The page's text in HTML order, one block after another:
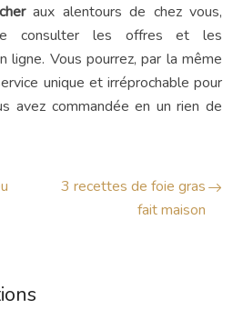
aux alentours de chez vous,
consulter les offres et les
ligne. Vous pourrez, par la même
unique et irréprochable pour
avez commandée en un rien de
3 recettes de foie gras
fait maison